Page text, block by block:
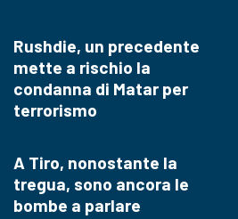
Rushdie, un precedente
mette a rischio la
condanna di Matar per
terrorismo
A Tiro, nonostante la
tregua, sono ancora le
bombe a parlare